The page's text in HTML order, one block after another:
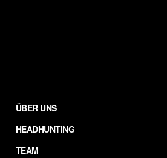
ÜBER UNS
HEADHUNTING
TEAM